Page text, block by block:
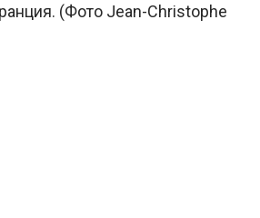
(Фото Jean-Christophe